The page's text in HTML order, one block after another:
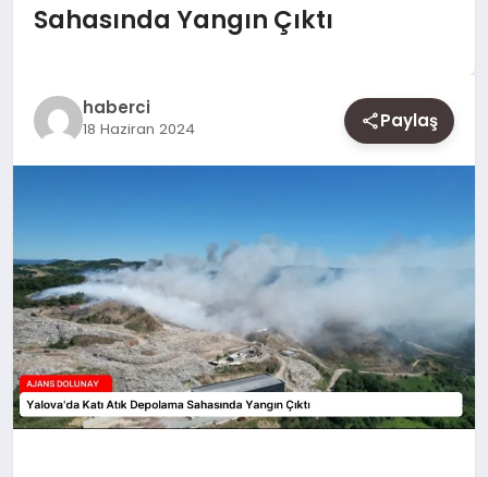
GENEL
MAGAZIN
SIYASET
SPOR
YAŞAM
Sahasında Yangın Çıktı
haberci
18 Haziran 2024 Paylaş